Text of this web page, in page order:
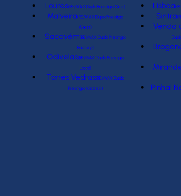
Loures(RE/MAX Duplo Prestígio One)
Malveira(RE/MAX Duplo Prestígio
West)
Sacavém(RE/MAX Duplo Prestígio
Factory)
Odivelas(RE/MAX Duplo Prestígio
Local)
Torres Vedras(RE/MAX Duplo
Prestígio Várzea)
Lisboa
Sintra
Venda
Pinhal